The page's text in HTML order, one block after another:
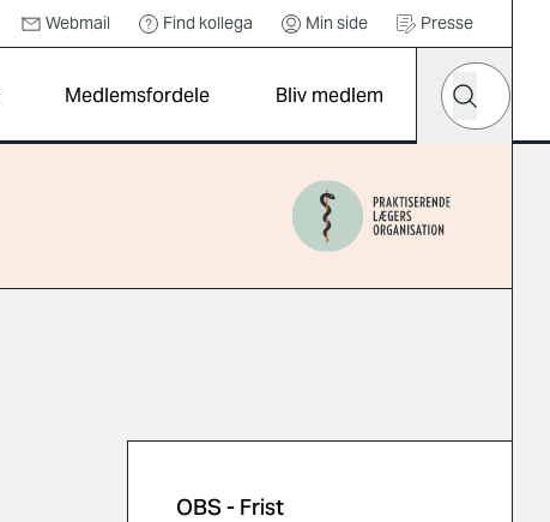
Webmail Find kollega Min side Presse
Medlemsfordele Bliv medlem
Hvad leder
Søg
OBS - Frist